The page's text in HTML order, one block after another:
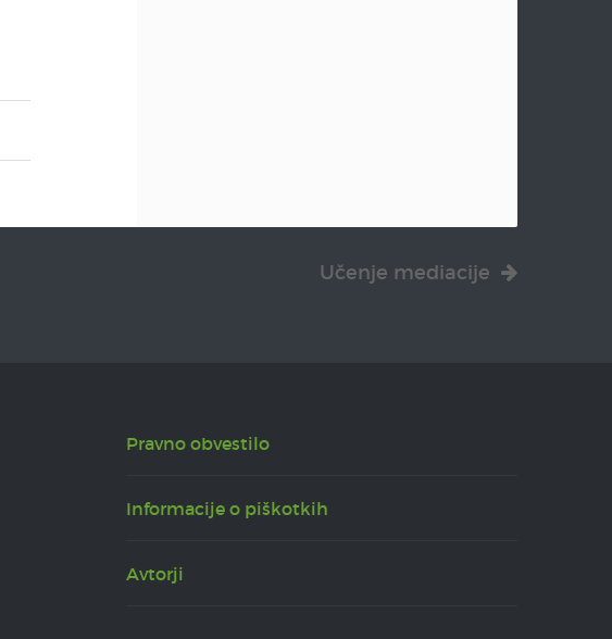
Učenje mediacije
Pravno obvestilo
Informacije o piškotkih
Avtorji